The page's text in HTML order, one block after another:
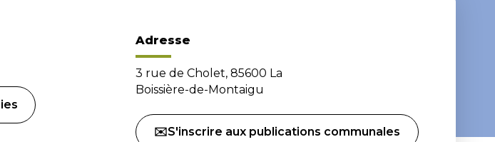
Adresse
3 rue de Cholet, 85600 La
Boissière-de-Montaigu
✉️S'inscrire aux publications communales